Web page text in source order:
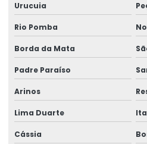
Perícia trabalhista empresarial
Perícia trabalhista insalubridade
Perícia trabalhista periculosidade
Perícia trabalhista e previdenciária
Urucuia
Rio Pomba
Borda da Mata
Padre Paraíso
Arinos
Lima Duarte
Cássia